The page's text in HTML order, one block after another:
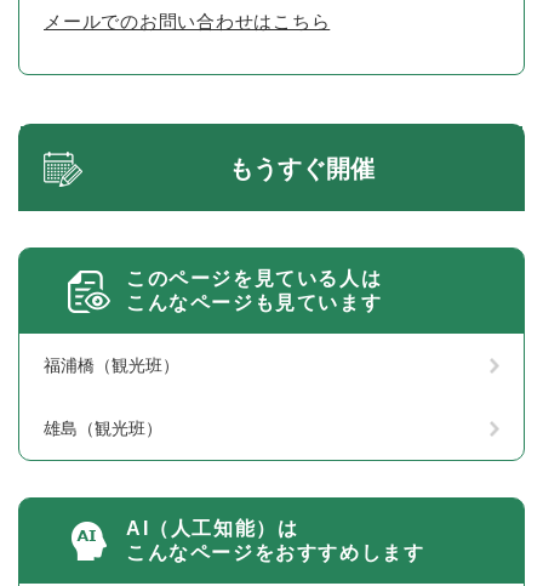
メールでのお問い合わせはこちら
もうすぐ開催
このページを見ている人は
こんなページも見ています
福浦橋（観光班）
雄島（観光班）
AI（人工知能）は
こんなページをおすすめします